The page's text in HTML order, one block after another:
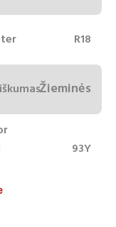
R18
Žieminės
93Y